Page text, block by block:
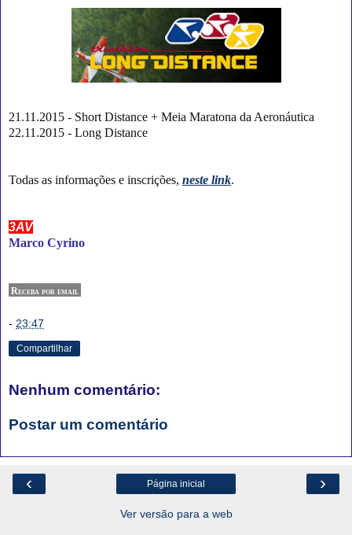
21.11.2015 - Short Distance + Meia Maratona da Aeronáutica
22.11.2015 - Long Distance
Todas as informações e inscrições, neste link.
3AV
Marco Cyrino
Receba por email
- 23:47
Compartilhar
Nenhum comentário:
Postar um comentário
‹ ›
Página inicial
Ver versão para a web